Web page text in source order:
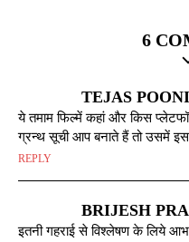
6
TEJAS
ये तमाम फिल्में कहां और किस
ग्रन्थ सूची आप बनाते हैं तो उसमें
REPLY
BRIJESH
इतनी गहराई से विश्लेषण के लिये